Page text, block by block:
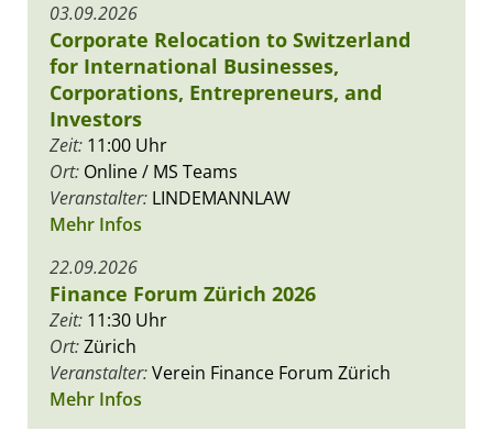
03.09.2026
Corporate Relocation to Switzerland
for International Businesses,
Corporations, Entrepreneurs, and
Investors
Zeit: 11:00 Uhr
Ort: Online / MS Teams
Veranstalter: LINDEMANNLAW
Mehr Infos
22.09.2026
Finance Forum Zürich 2026
Zeit: 11:30 Uhr
Ort:Zürich
Veranstalter:Verein Finance Forum Zürich
Mehr Infos